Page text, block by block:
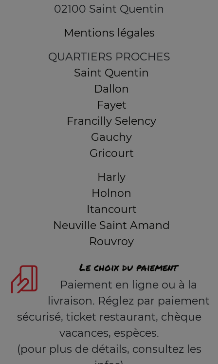
02100 Saint Quentin
Mentions légales
QUARTIERS PROCHES
Saint Quentin
Dallon
Fayet
Francilly Selency
Gauchy
Gricourt
Harly
Holnon
Itancourt
Neuville Saint Amand
Rouvroy
Le choix du paiement
Paiement en ligne ou à la
livraison. Réglez par paiement
sécurisé, ticket restaurant, chèque
vacances, espèces.
(pour plus de détails, consultez les